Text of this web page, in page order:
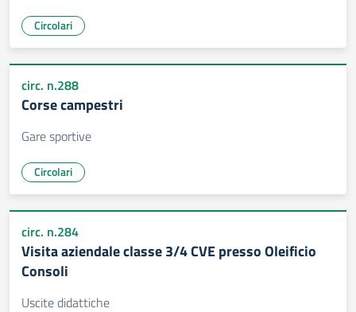
Circolari
circ. n.288
Corse campestri
Gare sportive
Circolari
circ. n.284
Visita aziendale classe 3/4 CVE presso Oleificio
Consoli
Uscite didattiche